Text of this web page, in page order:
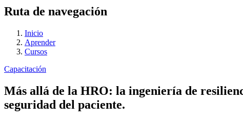
Ruta de navegación
Inicio
Aprender
Cursos
Capacitación
Más allá de la HRO: la ingeniería de
seguridad del paciente.